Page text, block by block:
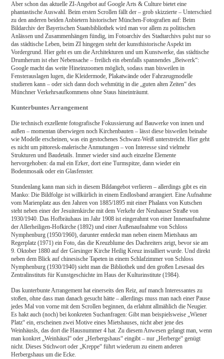
Aber schon das aktuelle ZI-Angebot auf Google Arts & Culture bietet eine
phantastische Auswahl. Beim ersten Scrollen fällt der – grob skizzierte – Unterschied
zu den anderen beiden Anbietern historischer München-Fotografien auf: Beim
Bildarchiv der Bayerischen Staatsbibliothek wird man vor allem zu politischen
Anlässen und Zusammenhängen fündig, im Fotoarchiv des Stadtarchivs pulst nur so
das städtische Leben, beim ZI hingegen steht der kunsthistorische Aspekt im
Vordergrund. Hier geht es um die Architekturen und um Kunstwerke, das städtische
Drumherum ist eher Nebensache – freilich ein ebenfalls spannendes „Beiwerk“:
Google macht das weite Hineinzoomen möglich, sodass man bisweilen in
Fensterauslagen lugen, die Kleidermode, Plakatwände oder Fahrzeugmodelle
studieren kann – oder sich dann doch wehmütig in die „guten alten Zeiten“ des
Münchner Verkehrsaufkommens ohne Staus hineinträumt.
Kunterbuntes Arrangement
Die technisch exzellente fotografische Fokussierung auf Bauwerke von innen und
außen – momentan überwiegen noch Kirchenbauten – lässt diese bisweilen beinahe
wie Modelle erscheinen, was ein gestochenes Schwarz-Weiß unterstreicht. Hier geht
es nicht um pittoresk-malerische Anmutungen – von Interesse sind vielmehr
Strukturen und Baudetails. Immer wieder sind auch einzelne Elemente
hervorgehoben: da mal ein Erker, dort eine Turmspitze, dann wieder ein
Bodenmosaik oder ein Glasfenster.
Stundenlang kann man sich in diesem Bildangebot verlieren – allerdings gibt es ein
Manko: Die Bildfolge ist willkürlich in einem Endlosband arrangiert. Eine Aufnahme
vom Marienplatz aus den Jahren von 1885/1895 mit einer Phalanx von Kutschen
steht neben einer der Jesuitenkirche mit dem Verkehr der Neuhauser Straße von
1930/1940. Das Hofbräuhaus im Jahr 1908 ist eingerahmt von einer Innenaufnahme
der Allerheiligen-Hofkirche (1892) und einer Außenaufnahme von Schloss
Nymphenburg (1950/1960), darunter entdeckt man neben einem Mietshaus am
Regerplatz (1971) ein Foto, das die Kreuzblume des Dachreiters zeigt, bevor sie am
9. Oktober 1880 auf der Giesinger Kirche Heilig Kreuz installiert wurde. Und direkt
neben dem Blick auf chinesische Tapeten in einem Schlafzimmer von Schloss
Nymphenburg (1930/1940) sieht man die Bibliothek und den großen Lesesaal des
Zentralinstituts für Kunstgeschichte im Haus der Kulturinstitute (1984).
Das kunterbunte Arrangement hat einerseits den Reiz, auf manch Interessantes zu
stoßen, ohne dass man danach gesucht hätte – allerdings muss man nach einer Pause
jedes Mal von vorne mit dem Scrollen beginnen, da erlahmt allmählich die Neugier.
Es hakt auch (noch) bei konkreten Suchanfragen: Gibt man beispielsweise „Wiener
Platz“ ein, erscheinen zwei Motive eines Mietshauses, nicht aber jene des
Weinhäusls, das dort die Hausnummer 4 hat. Zu diesem Anwesen gelangt man, wenn
man konkret „Weinhäusl“ oder „Herbergshaus“ eingibt – nur „Herberge“ genügt
nicht. Dieses Stichwort oder „Kreppe“ führt wiederum zu einem anderen
Herbergshaus um die Ecke.